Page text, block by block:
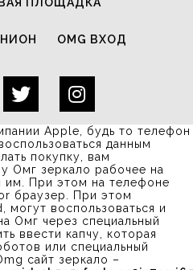
OMG ВХОД
Apple, будь то телефон
данным
покупку, вам
Омг зеркало рабочее на
им. При этом на телефоне
браузер. При этом
могут воспользоваться и
Омг через специальный
ввести капчу, которая
или специальный
сайт зеркало –